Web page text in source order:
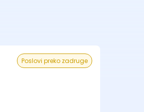
Poslovi preko zadruge